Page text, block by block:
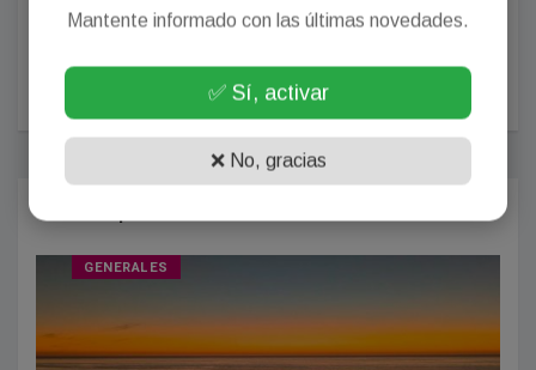
POSTEAR COMENTARIO
Más Populares
GENERALES
Mantente informado con las últimas novedades.
✅ Sí, activar
❌ No, gracias